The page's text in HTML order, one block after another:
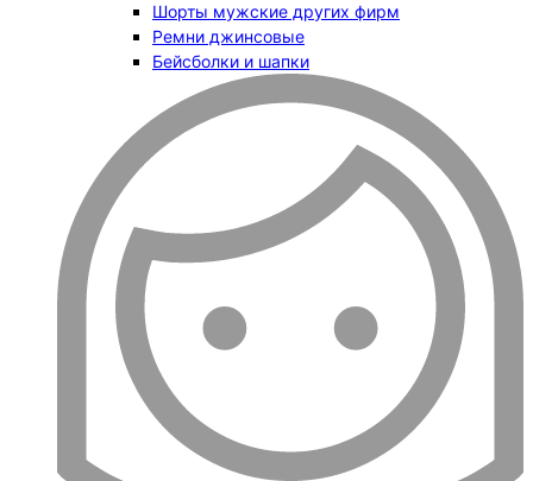
Шорты мужские других фирм
Ремни джинсовые
Бейсболки и шапки